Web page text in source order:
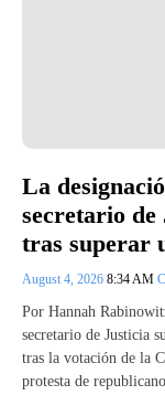
La
secretario de
tras superar
August 4, 2026 8:34 AM
Por Hannah
secretario de Justicia
tras la votación de la
protesta de